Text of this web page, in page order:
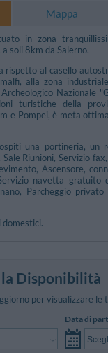
Mappa
in zona
soli 8km da Salerno.
rispetto al casello
alla zona
Nazionale
turistiche della
e Pompei, è meta
una portineria, un
Riunioni, Servizio
Ascensore,
navetta gratuito
Parcheggio
domestici.
Disponibilità
per visualizzare le
Data di